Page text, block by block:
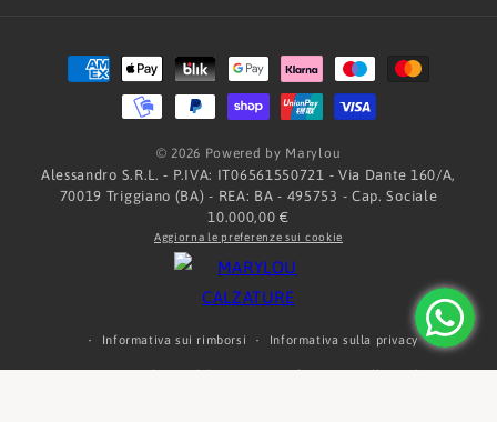
Metodi
di
pagamento
© 2026 Powered by Marylou
Alessandro S.R.L. - P.IVA: IT06561550721 - Via Dante 160/A,
70019 Triggiano (BA) - REA: BA - 495753 - Cap. Sociale
10.000,00 €
Aggiorna le preferenze sui cookie
Informativa sui rimborsi Informativa sulla privacy